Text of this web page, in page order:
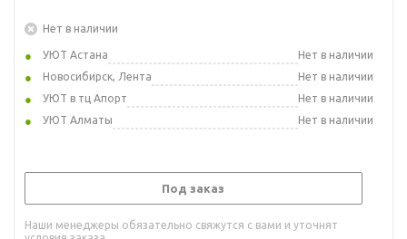
Нет в наличии
УЮТ Астана
Нет в наличии
Новосибирск, Лента
Нет в наличии
УЮТ в тц Апорт
Нет в наличии
УЮТ Алматы
Нет в наличии
Под заказ
Наши менеджеры обязательно свяжутся с вами и уточнят